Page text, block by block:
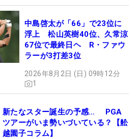
中島啓太が「66」で23位に
浮上 松山英樹40位、久常涼
67位で最終日ヘ R・ファウ
ラーが3打差3位
2026年8月2日 (日) 09時12分
1
新たなスター誕生の予感… PGA
ツアーがいま勢いづいている？【舩
越園子コラム】